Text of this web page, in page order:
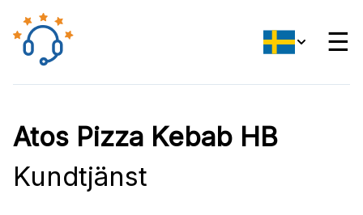
☰
Atos Pizza Kebab HB
Kundtjänst